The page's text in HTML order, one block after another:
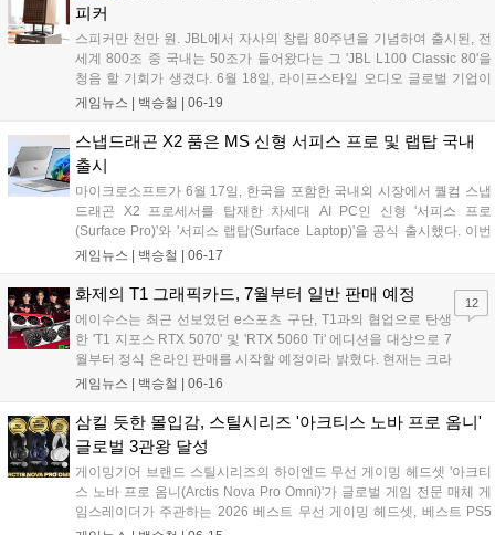
피커
스피커만 천만 원. JBL에서 자사의 창립 80주년을 기념하여 출시된, 전
세계 800조 중 국내는 50조가 들어왔다는 그 'JBL L100 Classic 80'을
청음 할 기회가 생겼다. 6월 18일, 라이프스타일 오디오 글로벌 기업이
자 삼성전자의 자회사인 하만의 JBL 브랜드가 서울 성수동 틸테이블에
부터 20일(토) 오전 11시부터 오후 8시까지 더 많은 소비자들과 함께 할
수 있는 팝업 형태로 진행된다고 한다....
게임뉴스 | 백승철 06-19
스냅드래곤 X2 품은 MS 신형 서피스 프로 및 랩탑 국내
출시
마이크로소프트가 6월 17일, 한국을 포함한 국내외 시장에서 퀄컴 스냅
드래곤 X2 프로세서를 탑재한 차세대 AI PC인 신형 '서피스 프로
(Surface Pro)'와 '서피스 랩탑(Surface Laptop)'을 공식 출시했다. 이번
신제품은 최대 80 TOPS 성능의 NPU를 통해 온디바이스와 클라우드를
대폭 끌어올린 것이 특징이다. 국내 론칭을 기념해 네이버 마이크로소프
트 브랜드 스토어 등 주요 온·오프라인 채널에서 할인 및 사은품 증정 프
로모션도 함께 진행한다 밝혔다....
게임뉴스 | 백승철 06-17
화제의 T1 그래픽카드, 7월부터 일반 판매 예정
에이수스는 최근 선보였던 e스포츠 구단, T1과의 협업으로 탄생
한 'T1 지포스 RTX 5070' 및 'RTX 5060 Ti' 에디션을 대상으로 7
월부터 정식 온라인 판매를 시작할 예정이라 밝혔다. 현재는 크라
우드 펀딩 플랫폼, 텀블벅에서 예약 판매를 진행하고 있다. 이번
적용해 소장 가치를 높인 것이 특징이다....
게임뉴스 | 백승철 06-16
12
삼킬 듯한 몰입감, 스틸시리즈 '아크티스 노바 프로 옴니'
글로벌 3관왕 달성
게이밍기어 브랜드 스틸시리즈의 하이엔드 무선 게이밍 헤드셋 '아크티
스 노바 프로 옴니(Arctis Nova Pro Omni)'가 글로벌 게임 전문 매체 게
임스레이더가 주관하는 2026 베스트 무선 게이밍 헤드셋, 베스트 PS5